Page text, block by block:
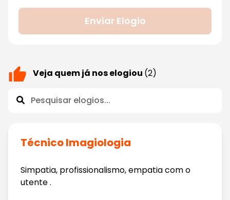
Veja quem já nos elogiou (2)
Técnico Imagiologia
Simpatia, profissionalismo, empatia com o
utente .
Enviar Elogio